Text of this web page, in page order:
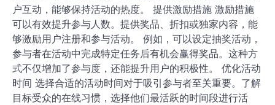
户互动，能够保持活动的热度。 提供激励措施 激励措施
可以有效提升参与人数。提供奖品、折扣或独家内容，能
够激励用户注册和参与活动。 例如，可以设定抽奖活动，
参与者在活动中完成特定任务后有机会赢得奖品。这种方
式不仅增加了参与度，还能提升用户的积极性。 优化活动
时间 选择合适的活动时间对于吸引参与者至关重要。了解
目标受众的在线习惯，选择他们最活跃的时间段进行活